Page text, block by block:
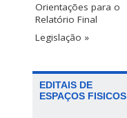
Orientações para o
Relatório Final
Legislação »
EDITAIS DE
ESPAÇOS FISICOS